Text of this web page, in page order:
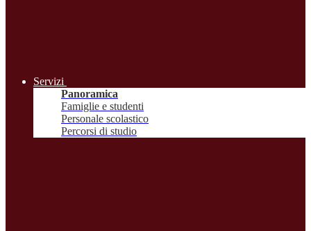
Servizi
Panoramica
Famiglie e studenti
Personale scolastico
Percorsi di studio